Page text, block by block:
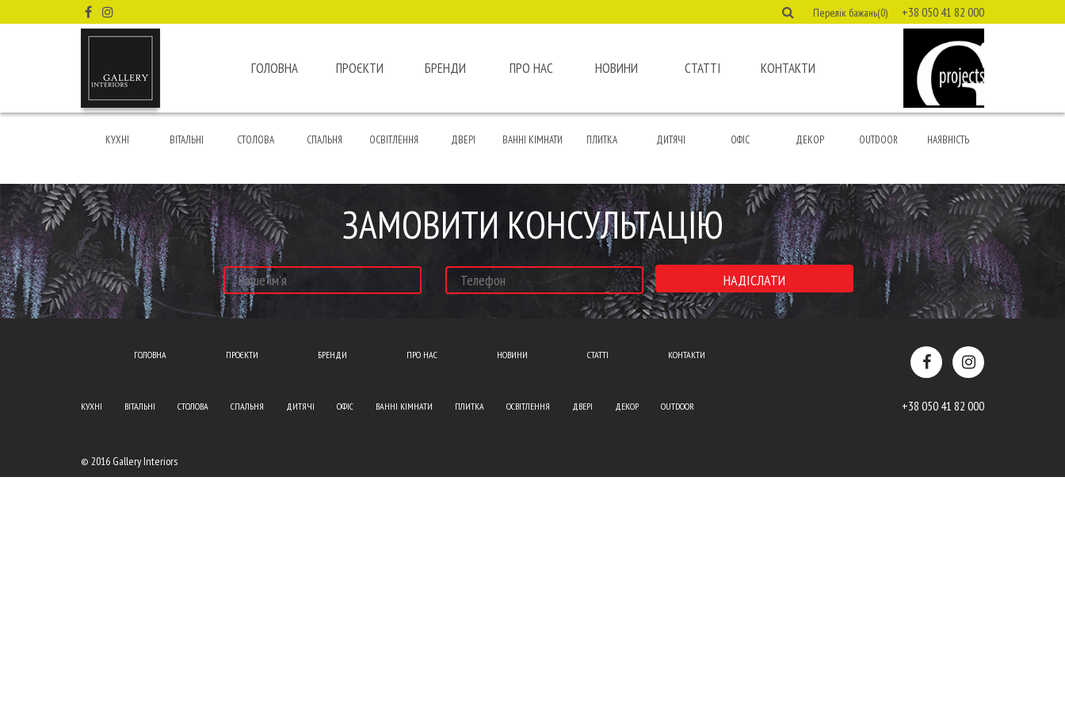
Перелік бажань(0) +38 050 41 82 000
ГОЛОВНА ПРОЄКТИ БРЕНДИ ПРО НАС НОВИНИ СТАТТІ КОНТАКТИ
КУХНІ ВІТАЛЬНІ СТОЛОВА СПАЛЬНЯ ОСВІТЛЕННЯ ДВЕРІ ВАННІ КІМНАТИ ПЛИТКА ДИТЯЧІ ОФІС ДЕКОР OUTDOOR НАЯВНІСТЬ
ЗАМОВИТИ КОНСУЛЬТАЦІЮ
ГОЛОВНА ПРОЄКТИ БРЕНДИ ПРО НАС НОВИНИ СТАТТІ КОНТАКТИ
КУХНІ ВІТАЛЬНІ СТОЛОВА СПАЛЬНЯ ДИТЯЧІ ОФІС ВАННІ КІМНАТИ ПЛИТКА ОСВІТЛЕННЯ ДВЕРІ ДЕКОР OUTDOOR +38 050 41 82 000
© 2016 Gallery Interiors